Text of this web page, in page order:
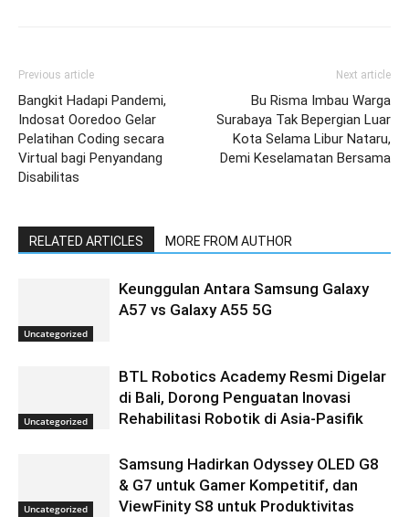
Previous article
Bangkit Hadapi Pandemi,
Indosat Ooredoo Gelar
Pelatihan Coding secara
Virtual bagi Penyandang
Disabilitas
Next article
Bu Risma Imbau Warga
Surabaya Tak Bepergian Luar
Kota Selama Libur Nataru,
Demi Keselamatan Bersama
RELATED ARTICLES MORE FROM AUTHOR
Uncategorized
Keunggulan Antara Samsung Galaxy
A57 vs Galaxy A55 5G
Uncategorized
BTL Robotics Academy Resmi Digelar
di Bali, Dorong Penguatan Inovasi
Rehabilitasi Robotik di Asia-Pasifik
Uncategorized
Samsung Hadirkan Odyssey OLED G8
& G7 untuk Gamer Kompetitif, dan
ViewFinity S8 untuk Produktivitas